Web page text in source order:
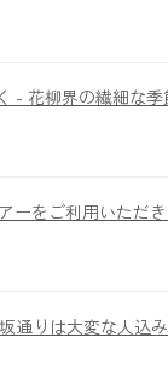
- 花柳界の繊細な
ーをご利用いただ
通りは大変な人込み